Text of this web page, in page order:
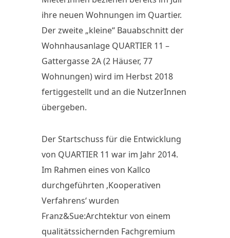
ihre neuen Wohnungen im Quartier.
Der zweite „kleine“ Bauabschnitt der
Wohnhausanlage QUARTIER 11 –
Gattergasse 2A (2 Häuser, 77
Wohnungen) wird im Herbst 2018
fertiggestellt und an die NutzerInnen
übergeben.
Der Startschuss für die Entwicklung
von QUARTIER 11 war im Jahr 2014.
Im Rahmen eines von Kallco
durchgeführten ‚Kooperativen
Verfahrens‘ wurden
Franz&Sue:Archtektur von einem
qualitätssichernden Fachgremium